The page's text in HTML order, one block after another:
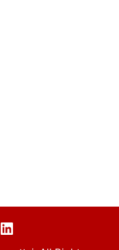
LinkedIn